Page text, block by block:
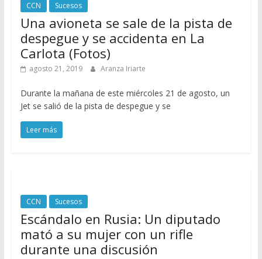
CCN Sucesos
Una avioneta se sale de la pista de
despegue y se accidenta en La
Carlota (Fotos)
agosto 21, 2019 Aranza Iriarte
Durante la mañana de este miércoles 21 de agosto, un
Jet se salió de la pista de despegue y se
Leer más
CCN Sucesos
Escándalo en Rusia: Un diputado
mató a su mujer con un rifle
durante una discusión